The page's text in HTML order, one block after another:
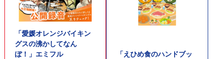
「愛媛オレンジバイキン
グスの沸かしてなん
ぼ！」エミフル
「えひめ食のハンドブッ